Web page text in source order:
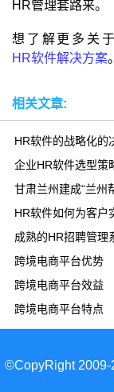
HR管理套路来。
想了解更多关
HR软件解决方案。
相关文章:
HR软件的战略化的
企业HR软件选型策
甘肃兰州建成“兰州
HR软件如何为客户
成熟的HR招聘管理
跨境电商平台优势
跨境电商平台效益
跨境电商平台特点
©CopyRight 2009-